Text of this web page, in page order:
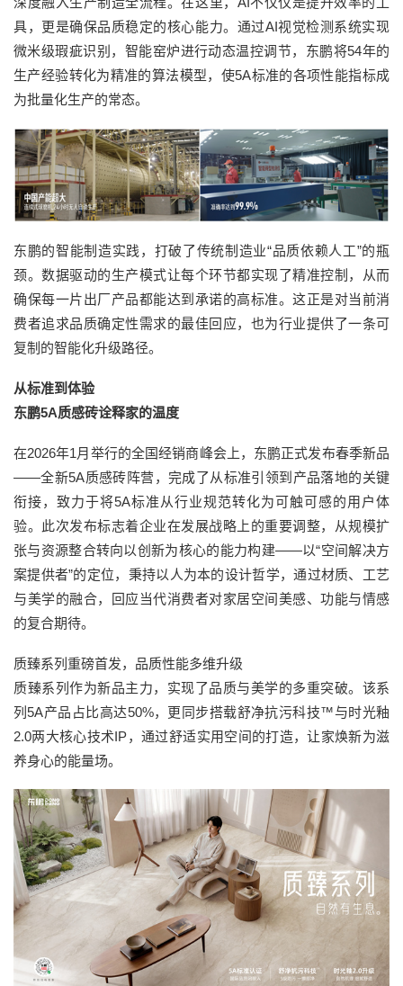
具，更是确保品质稳定的核心能力。通过AI视觉检测系统实现
微米级瑕疵识别，智能窑炉进行动态温控调节，东鹏将54年的
生产经验转化为精准的算法模型，使5A标准的各项性能指标成
为批量化生产的常态。
东鹏的智能制造实践，打破了传统制造业“品质依赖人工”的瓶
颈。数据驱动的生产模式让每个环节都实现了精准控制，从而
确保每一片出厂产品都能达到承诺的高标准。这正是对当前消
费者追求品质确定性需求的最佳回应，也为行业提供了一条可
复制的智能化升级路径。
从标准到体验
东鹏5A质感砖诠释家的温度
在2026年1月举行的全国经销商峰会上，东鹏正式发布春季新品
——全新5A质感砖阵营，完成了从标准引领到产品落地的关键
衔接，致力于将5A标准从行业规范转化为可触可感的用户体
验。此次发布标志着企业在发展战略上的重要调整，从规模扩
张与资源整合转向以创新为核心的能力构建——以“空间解决方
案提供者”的定位，秉持以人为本的设计哲学，通过材质、工艺
与美学的融合，回应当代消费者对家居空间美感、功能与情感
的复合期待。
质臻系列重磅首发，品质性能多维升级
质臻系列作为新品主力，实现了品质与美学的多重突破。该系
列5A产品占比高达50%，更同步搭载舒净抗污科技™与时光釉
2.0两大核心技术IP，通过舒适实用空间的打造，让家焕新为滋
养身心的能量场。